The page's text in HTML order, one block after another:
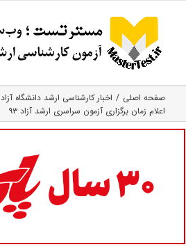
content
صفحه اصلی
اخبار کارشناسی ارشد دانشگاه آزاد
اعلام زمان برگزاری آزمون سراسری ارشد آزاد ۹۳